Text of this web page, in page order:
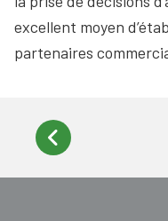
excellent moyen
partenaires